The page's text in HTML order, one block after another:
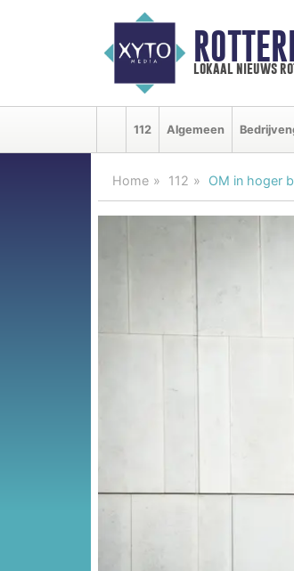
lokaal nieuws
112 Algemeen
Home 112 OM in hoger